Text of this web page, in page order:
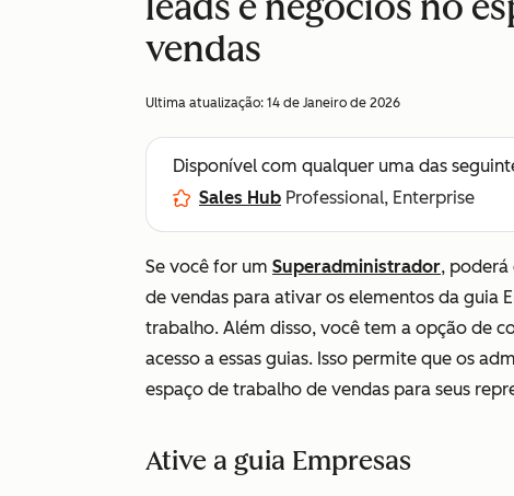
vendas
Ultima atualização: 14 de Janeiro de 2026
Disponível com qualquer uma das
Sales Hub Professional, Enterprise
Se você for um Superadministrador, poderá
de vendas para ativar os elementos da guia
trabalho. Além disso, você tem a opção de
acesso a essas guias. Isso permite que os
espaço de trabalho de vendas para seus
Ative a guia Empresas